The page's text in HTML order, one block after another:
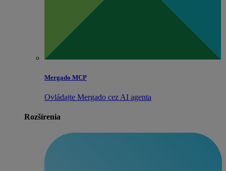
Mergado MCP
Ovládajte Mergado cez AI agenta
Rozšírenia